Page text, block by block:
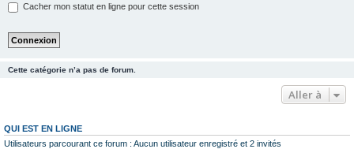
Cacher mon statut en ligne pour cette session
Cette catégorie n’a pas de forum.
Aller à
QUI EST EN LIGNE
Utilisateurs parcourant ce forum : Aucun utilisateur enregistré et 2 invités